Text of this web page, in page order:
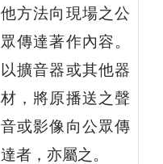
他方法向現場之公
眾傳達著作內容。
以擴音器或其他器
材，將原播送之聲
音或影像向公眾傳
達者，亦屬之。